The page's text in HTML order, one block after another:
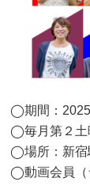
◯期間：2025
◯毎月第２
◯場所：新宿
◯動画会員（